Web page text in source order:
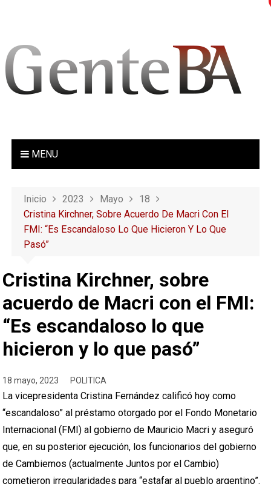
MENU
Inicio 2023 Mayo
18
Cristina Kirchner, Sobre Acuerdo De Macri Con El
FMI: “Es Escandaloso Lo Que Hicieron Y Lo Que
Pasó”
Cristina Kirchner, sobre
acuerdo de Macri con el FMI:
“Es escandaloso lo que
hicieron y lo que pasó”
18 mayo, 2023 POLITICA
La vicepresidenta Cristina Fernández calificó hoy como
“escandaloso” al préstamo otorgado por el Fondo Monetario
Internacional (FMI) al gobierno de Mauricio Macri y aseguró
que, en su posterior ejecución, los funcionarios del gobierno
de Cambiemos (actualmente Juntos por el Cambio)
cometieron irregularidades para “estafar al pueblo argentino”.